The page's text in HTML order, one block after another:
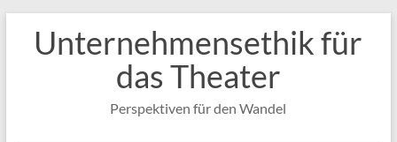
springenUnternehmensethik für
das Theater
Perspektiven für den Wandel